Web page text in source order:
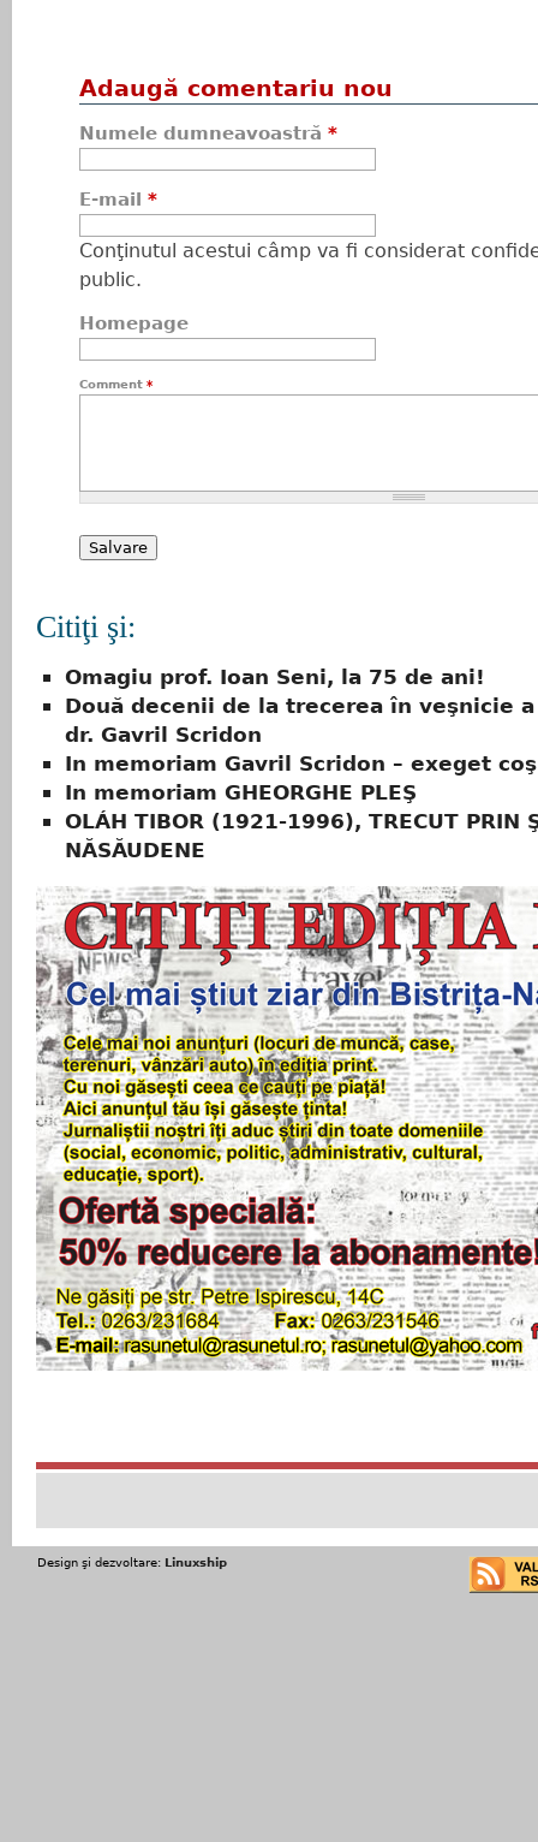
Adaugă comentariu nou
Numele dumneavoastră *
E-mail *
Conţinutul acestui câmp va fi considerat
public.
Homepage
Comment *
Citiţi şi:
Omagiu prof. Ioan Seni, la 75 de ani!
Două decenii de la trecerea în veşnicie
dr. Gavril Scridon
In memoriam Gavril Scridon – exeget
In memoriam GHEORGHE PLEŞ
OLÁH TIBOR (1921-1996), TRECUT PRIN
NĂSĂUDENE
Design şi dezvoltare: Linuxship